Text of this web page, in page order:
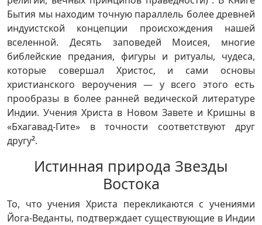
Бытия мы находим точную параллель более древней
индуистской концепции происхождения нашей
вселенной. Десять заповедей Моисея, многие
библейские предания, фигуры и ритуалы, чудеса,
которые совершал Христос, и сами основы
христианского вероучения — у всего этого есть
прообразы в более ранней ведической литературе
Индии. Учения Христа в Новом Завете и Кришны в
«Бхагавад-Гите» в точности соответствуют друг
другу2.
Истинная природа Звезды
Востока
То, что учения Христа перекликаются с учениями
Йога-Веданты, подтверждает существующие в Индии